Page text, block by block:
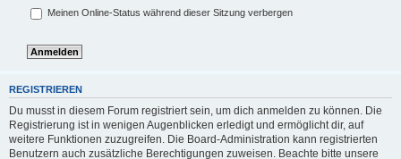
Meinen Online-Status während dieser Sitzung verbergen
REGISTRIEREN
Du musst in diesem Forum registriert sein, um dich anmelden zu können. Die
Registrierung ist in wenigen Augenblicken erledigt und ermöglicht dir, auf
weitere Funktionen zuzugreifen. Die Board-Administration kann registrierten
Benutzern auch zusätzliche Berechtigungen zuweisen. Beachte bitte unsere